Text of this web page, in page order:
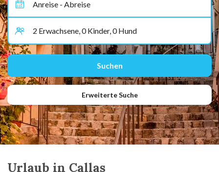
Erweiterte Suche
Urlaub in Callas